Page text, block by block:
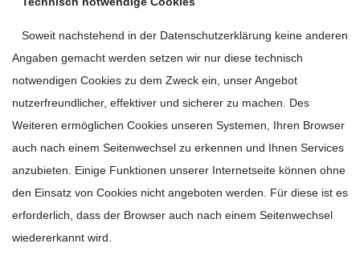
Soweit nachstehend in der Datenschutzerklärung keine anderen
Angaben gemacht werden setzen wir nur diese technisch
notwendigen Cookies zu dem Zweck ein, unser Angebot
nutzerfreundlicher, effektiver und sicherer zu machen. Des
Weiteren ermöglichen Cookies unseren Systemen, Ihren Browser
auch nach einem Seitenwechsel zu erkennen und Ihnen Services
anzubieten. Einige Funktionen unserer Internetseite können ohne
den Einsatz von Cookies nicht angeboten werden. Für diese ist es
erforderlich, dass der Browser auch nach einem Seitenwechsel
wiedererkannt wird.